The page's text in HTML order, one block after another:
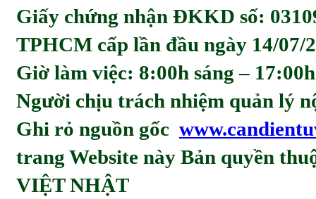
Giấy chứng nhận ĐKKD số:
TPHCM cấp lần đầu ngày 14/07/
Giờ làm việc: 8:00h sáng –
Người chịu trách nhiệm quản lý
Ghi rỏ nguồn gốc
trang Website này Bản quyền
VIỆT NHẬT